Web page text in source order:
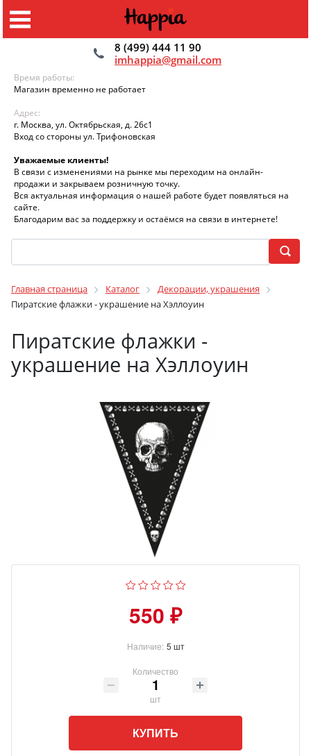
8 (499) 444 11 90
imhappia@gmail.com
Время работы:
Магазин временно не работает
Адрес:
г. Москва, ул. Октябрьская, д. 26с1
Вход со стороны ул. Трифоновская
Уважаемые клиенты!
В связи с изменениями на рынке мы переходим на онлайн-
продажи и закрываем розничную точку.
Вся актуальная информация о нашей работе будет появляться на
сайте.
Благодарим вас за поддержку и остаёмся на связи в интернете!
Главная страница Каталог
Декорации, украшения
Пиратские флажки - украшение на Хэллоуин
Пиратские флажки -
украшение на Хэллоуин
550 ₽
Наличие: 5 шт
Количество
шт
КУПИТЬ